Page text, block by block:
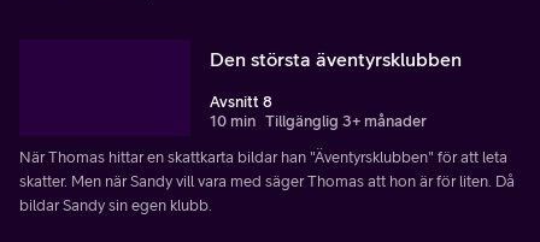
Den största äventyrsklubben
Avsnitt 8
10 min Tillgänglig 3+ månader
När Thomas hittar en skattkarta bildar han "Äventyrsklubben" för att leta
skatter. Men när Sandy vill vara med säger Thomas att hon är för liten. Då
bildar Sandy sin egen klubb.